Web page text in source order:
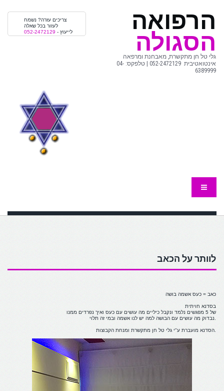
צריכים עזרה? נשמח
לעזור בכל שאלה
לייעוץ - 052-2472129 הרפואה
הסגולה
גלי טל חן מתקשרת, מאבחנת ומרפאה
אינטואטיבית 052-2472129 | טלפקס: 04-
6389999
לוותר על הכאב
כאב = כעס אשמה בושה
בסדנא חויתית
של 5 מפגשים נלמד ונקבל כיליים מה עושים עם כעס ואיך נפרדים ממנו